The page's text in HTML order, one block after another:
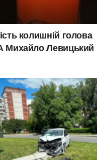
колишній голова
Михайло Левицький